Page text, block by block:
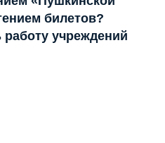
билетов?
работу учреждений